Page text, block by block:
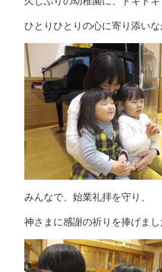
ひとりひとりの心に寄り添い
みんなで、始業礼拝を守り、
神さまに感謝の祈りを捧げまし